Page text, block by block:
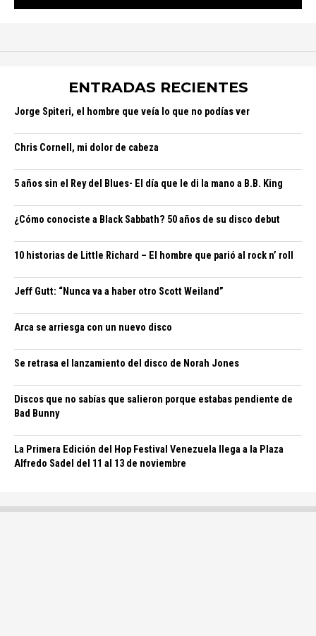
ENTRADAS RECIENTES
Jorge Spiteri, el hombre que veía lo que no podías ver
Chris Cornell, mi dolor de cabeza
5 años sin el Rey del Blues- El día que le di la mano a B.B. King
¿Cómo conociste a Black Sabbath? 50 años de su disco debut
10 historias de Little Richard – El hombre que parió al rock n’ roll
Jeff Gutt: “Nunca va a haber otro Scott Weiland”
Arca se arriesga con un nuevo disco
Se retrasa el lanzamiento del disco de Norah Jones
Discos que no sabías que salieron porque estabas pendiente de
Bad Bunny
La Primera Edición del Hop Festival Venezuela llega a la Plaza
Alfredo Sadel del 11 al 13 de noviembre